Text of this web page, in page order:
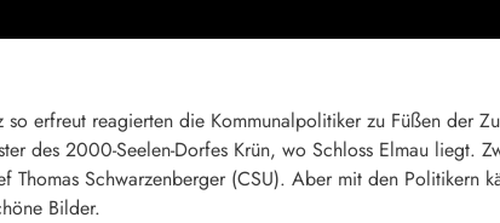
so erfreut reagierten die Kommunalpolitiker zu Füßen der
des 2000-Seelen-Dorfes Krün, wo Schloss Elmau liegt.
Thomas Schwarzenberger (CSU). Aber mit den
Bilder.